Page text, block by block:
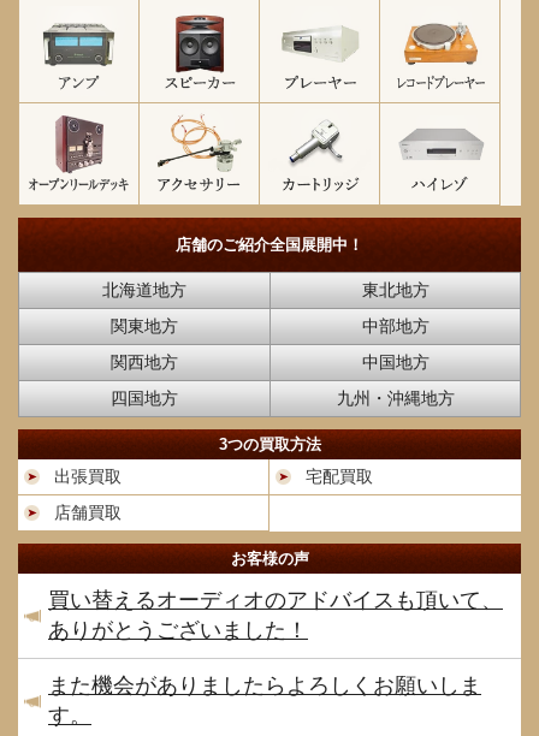
店舗のご紹介全国展開中！
北海道地方
東北地方
関東地方
中部地方
関西地方
中国地方
四国地方
九州・沖縄地方
3つの買取方法
出張買取
宅配買取
店舗買取
お客様の声
買い替えるオーディオのアドバイスも頂いて、
ありがとうございました！
また機会がありましたらよろしくお願いしま
す。